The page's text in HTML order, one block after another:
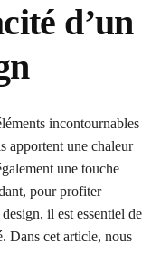
d’un
incontournables
apportent une chaleur
une touche
pour profiter
il est essentiel de
Dans cet article, nous